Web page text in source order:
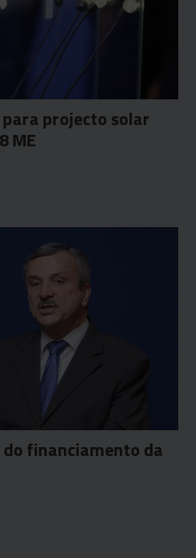
para projecto solar
ME
financiamento da